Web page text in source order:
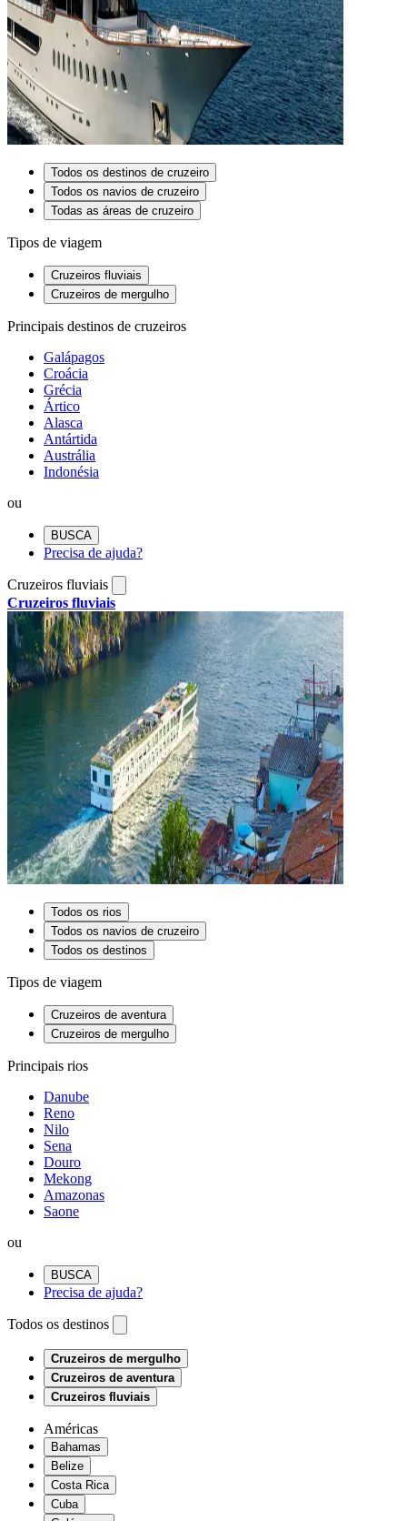
Todos os destinos de cruzeiro
Todos os navios de cruzeiro
Todas as áreas de cruzeiro
Tipos de viagem
Cruzeiros fluviais
Cruzeiros de mergulho
Principais destinos de cruzeiros
Galápagos
Croácia
Grécia
Ártico
Alasca
Antártida
Austrália
Indonésia
ou
BUSCA
Precisa de ajuda?
Cruzeiros fluviais
Cruzeiros fluviais
Todos os rios
Todos os navios de cruzeiro
Todos os destinos
Tipos de viagem
Cruzeiros de aventura
Cruzeiros de mergulho
Principais rios
Danube
Reno
Nilo
Sena
Douro
Mekong
Amazonas
Saone
ou
BUSCA
Precisa de ajuda?
Todos os destinos
Cruzeiros de mergulho
Cruzeiros de aventura
Cruzeiros fluviais
Américas
Bahamas
Belize
Costa Rica
Cuba